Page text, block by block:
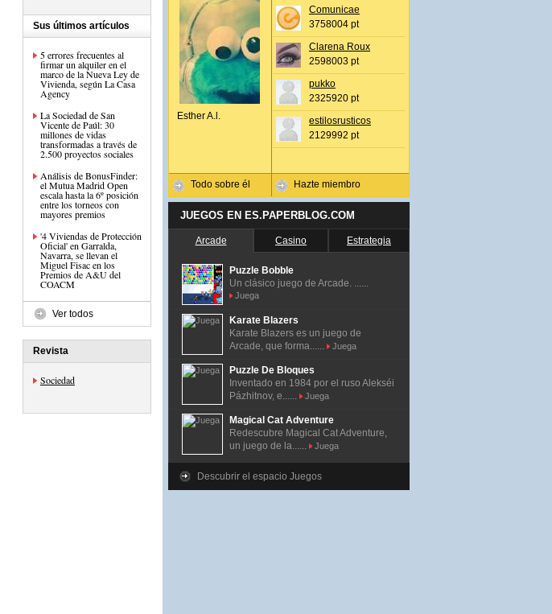
Sus últimos artículos
5 errores frecuentes al
firmar un alquiler en el
marco de la Nueva Ley de
Vivienda, según La Casa
Agency
La Sociedad de San
Vicente de Paúl: 30
millones de vidas
transformadas a través de
2.500 proyectos sociales
Análisis de BonusFinder:
el Mutua Madrid Open
escala hasta la 6º posición
entre los torneos con
mayores premios
'4 Viviendas de Protección
Oficial' en Garralda,
Navarra, se llevan el
Miguel Fisac en los
Premios de A&U del
COACM
Ver todos
Revista
Sociedad
Esther A.l.
Todo sobre él
Comunicae
3758004 pt
Clarena Roux
2598003 pt
pukko
2325920 pt
estilosrusticos
2129992 pt
Hazte miembro
JUEGOS EN ES.PAPERBLOG.COM
Arcade Casino Estrategia
Puzzle Bobble
Un clásico juego de Arcade. ......
Juega
Karate Blazers
Karate Blazers es un juego de
Arcade, que forma......
Juega
Puzzle De Bloques
Inventado en 1984 por el ruso Alekséi
Pázhitnov, e......
Juega
Magical Cat Adventure
Redescubre Magical Cat Adventure,
un juego de la......
Juega
Descubrir el espacio Juegos